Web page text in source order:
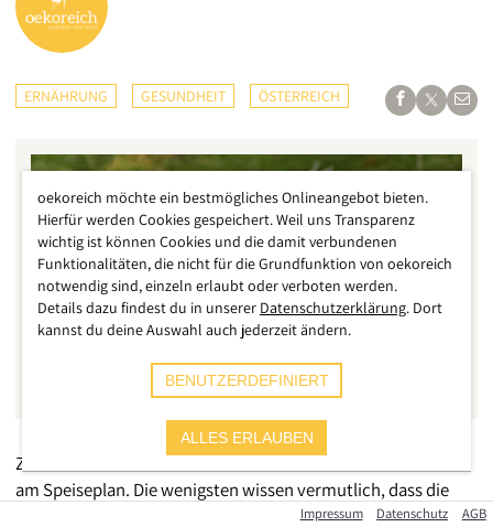
ERNÄHRUNG GESUNDHEIT ÖSTERREICH
Zu Ostern steht bei vielen Menschen traditionell ein Lamm
am Speiseplan. Die wenigsten wissen vermutlich, dass die
jungen Schafe zum Großteil aus Übersee stammen. Und
Impressum Datenschutz AGB
oekoreich möchte ein bestmögliches Onlineangebot bieten.
Hierfür werden Cookies gespeichert. Weil uns Transparenz
wichtig ist können Cookies und die damit verbundenen
Funktionalitäten, die nicht für die Grundfunktion von oekoreich
notwendig sind, einzeln erlaubt oder verboten werden.
Details dazu findest du in unserer Datenschutzerklärung. Dort
kannst du deine Auswahl auch jederzeit ändern.
BENUTZERDEFINIERT
ALLES ERLAUBEN